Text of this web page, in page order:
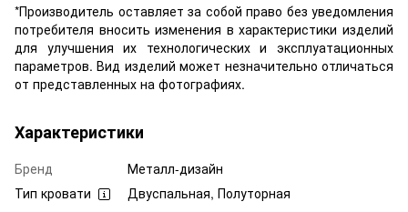
*Производитель оставляет за собой право без уведомления
потребителя вносить изменения в характеристики изделий
для улучшения их технологических и эксплуатационных
параметров. Вид изделий может незначительно отличаться
от представленных на фотографиях.
Характеристики
Бренд
Металл-дизайн
Тип кровати
Двуспальная, Полуторная